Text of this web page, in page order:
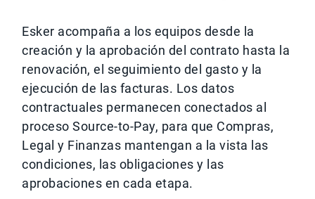
Esker acompaña a los equipos desde la
creación y la aprobación del contrato hasta la
renovación, el seguimiento del gasto y la
ejecución de las facturas. Los datos
contractuales permanecen conectados al
proceso Source-to-Pay, para que Compras,
Legal y Finanzas mantengan a la vista las
condiciones, las obligaciones y las
aprobaciones en cada etapa.